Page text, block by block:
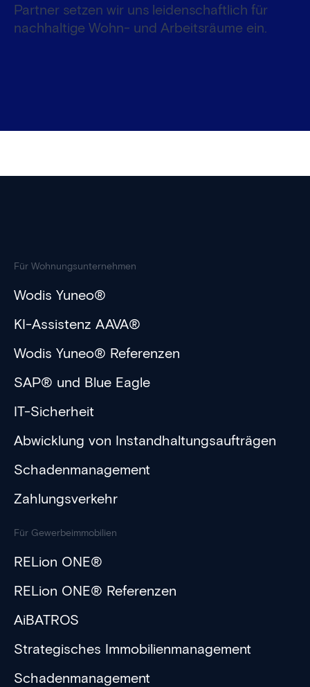
Partner setzen wir uns leidenschaftlich für
nachhaltige Wohn- und Arbeitsräume ein.
Für Wohnungsunternehmen
Wodis Yuneo®
KI-Assistenz AAVA®
Wodis Yuneo® Referenzen
SAP® und Blue Eagle
IT-Sicherheit
Abwicklung von Instandhaltungsaufträgen
Schadenmanagement
Zahlungsverkehr
Für Gewerbeimmobilien
RELion ONE®
RELion ONE® Referenzen
AiBATROS
Strategisches Immobilienmanagement
Schadenmanagement